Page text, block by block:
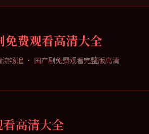
免费观看高清大全
畅追· 国产剧免费观看完整版高清
高清大全